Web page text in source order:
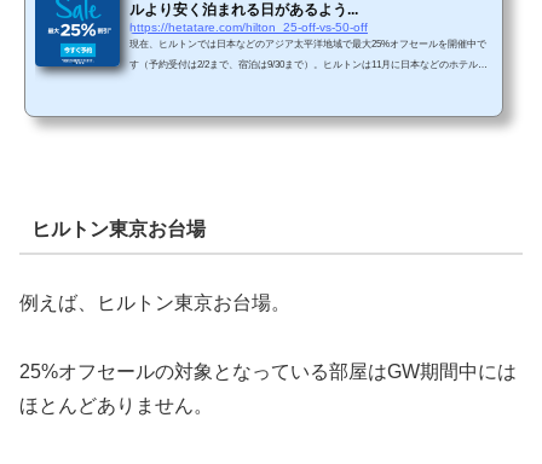
ルより安く泊まれる日があるよう...
https://hetatare.com/hilton_25-off-vs-50-off
現在、ヒルトンでは日本などのアジア太平洋地域で最大25%オフセールを開催中で
す（予約受付は2/2まで、宿泊は9/30まで）。ヒルトンは11月に日本などのホテルで5
りました。また、50%オフセール時では除外日が多数設定されていましたが、25%
ヒルトン東京お台場
例えば、ヒルトン東京お台場。
25%オフセールの対象となっている部屋はGW期間中には
ほとんどありません。